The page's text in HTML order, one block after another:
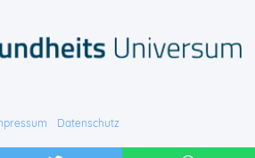
Datenschutz